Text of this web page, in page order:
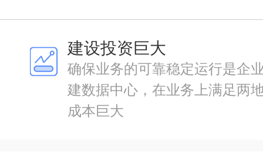
建设投资巨大
确保业务的可靠稳定运行是企
建数据中心，在业务上满足两
成本巨大